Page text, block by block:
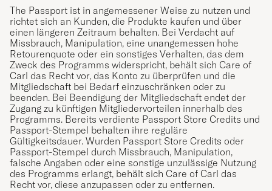
The Passport ist in angemessener Weise zu nutzen und
richtet sich an Kunden, die Produkte kaufen und über
einen längeren Zeitraum behalten. Bei Verdacht auf
Missbrauch, Manipulation, eine unangemessen hohe
Retourenquote oder ein sonstiges Verhalten, das dem
Zweck des Programms widerspricht, behält sich Care of
Carl das Recht vor, das Konto zu überprüfen und die
Mitgliedschaft bei Bedarf einzuschränken oder zu
beenden. Bei Beendigung der Mitgliedschaft endet der
Zugang zu künftigen Mitgliedervorteilen innerhalb des
Programms. Bereits verdiente Passport Store Credits und
Passport-Stempel behalten ihre reguläre
Gültigkeitsdauer. Wurden Passport Store Credits oder
Passport-Stempel durch Missbrauch, Manipulation,
falsche Angaben oder eine sonstige unzulässige Nutzung
des Programms erlangt, behält sich Care of Carl das
Recht vor, diese anzupassen oder zu entfernen.